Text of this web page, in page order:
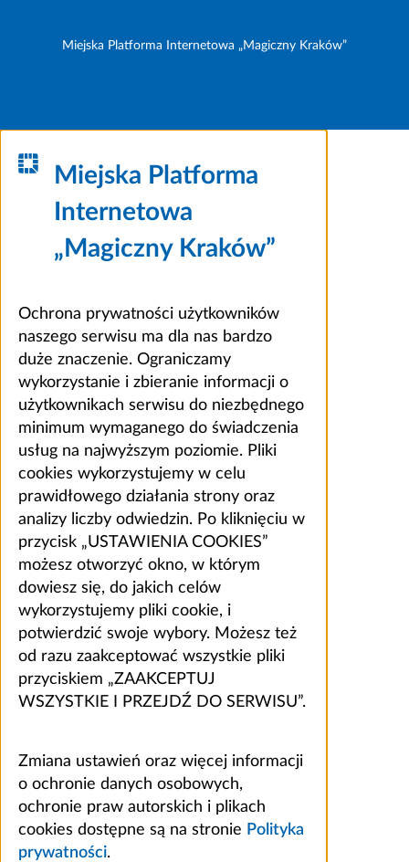
Miejska Platforma Internetowa „Magiczny Kraków”
Miejska Platforma
Internetowa
„Magiczny Kraków”
Ochrona prywatności użytkowników
naszego serwisu ma dla nas bardzo
duże znaczenie. Ograniczamy
wykorzystanie i zbieranie informacji o
użytkownikach serwisu do niezbędnego
minimum wymaganego do świadczenia
usług na najwyższym poziomie. Pliki
cookies wykorzystujemy w celu
prawidłowego działania strony oraz
analizy liczby odwiedzin. Po kliknięciu w
przycisk „USTAWIENIA COOKIES”
możesz otworzyć okno, w którym
dowiesz się, do jakich celów
wykorzystujemy pliki cookie, i
potwierdzić swoje wybory. Możesz też
od razu zaakceptować wszystkie pliki
przyciskiem „ZAAKCEPTUJ
WSZYSTKIE I PRZEJDŹ DO SERWISU”.
Zmiana ustawień oraz więcej informacji
o ochronie danych osobowych,
ochronie praw autorskich i plikach
cookies dostępne są na stronie Polityka
prywatności.